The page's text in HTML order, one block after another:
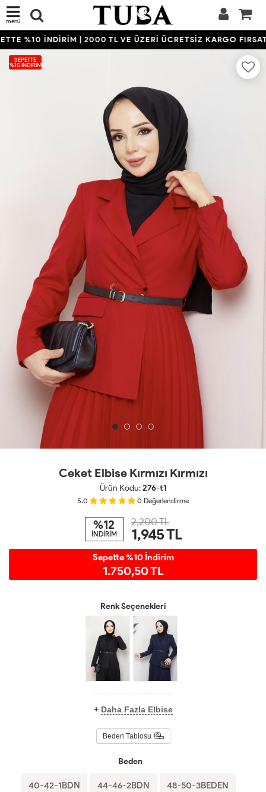
menü
%10 İNDİRİM | 2000 TL VE ÜZERİ ÜCRETSİZ KARGO
SEPETTE
%10 İNDIRIM
Ceket Elbise Kırmızı Kırmızı
Ürün Kodu:276-t1
5.0 0 Değerlendirme
%12
İNDİRİM
2,200 TL
1,945TL
Sepette %10 İndirim
1.750,50 TL
Renk Seçenekleri
+ Daha Fazla Elbise
Beden Tablosu
Beden
40-42-1BDN 44-46-2BDN 48-50-3BEDEN